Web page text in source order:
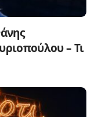
– Τι